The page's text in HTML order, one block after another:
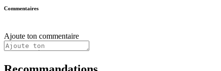
Commentaires
Ajoute ton commentaire